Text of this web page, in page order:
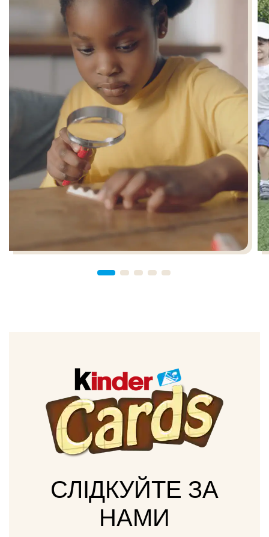
СЛІДКУЙТЕ ЗА
НАМИ